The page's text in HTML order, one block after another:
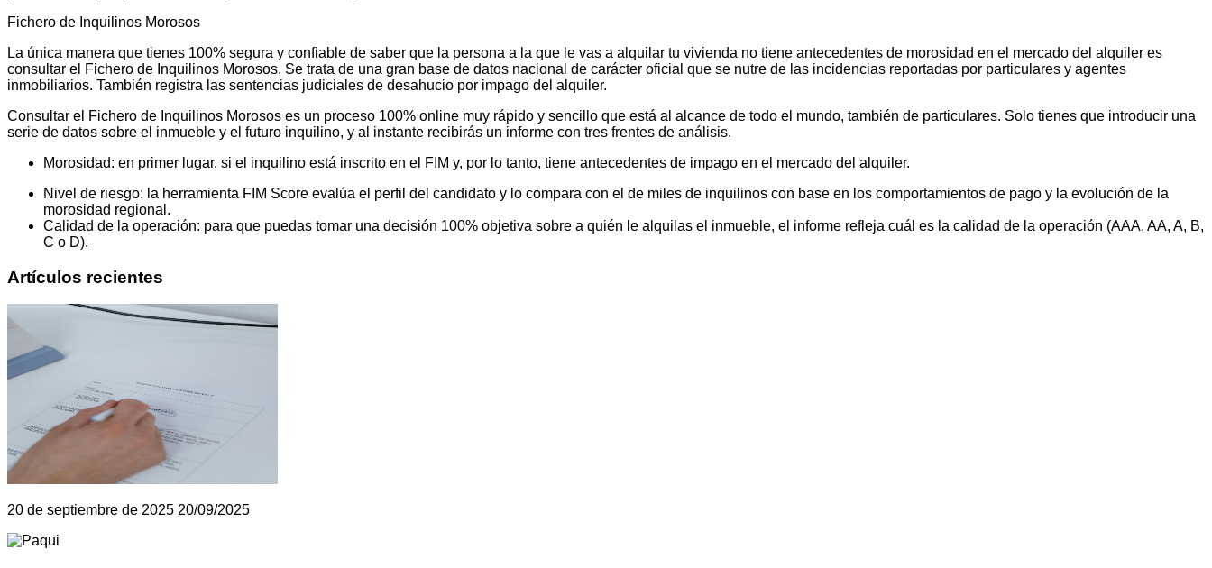
Fichero de Inquilinos Morosos
La única manera que tienes 100% segura y confiable de saber que la persona a la que le vas a alquilar tu vivienda no tiene antecedentes de morosidad en el mercado del alquiler es
consultar el Fichero de Inquilinos Morosos. Se trata de una gran base de datos nacional de carácter oficial que se nutre de las incidencias reportadas por particulares y agentes
inmobiliarios. También registra las sentencias judiciales de desahucio por impago del alquiler.
Consultar el Fichero de Inquilinos Morosos es un proceso 100% online muy rápido y sencillo que está al alcance de todo el mundo, también de particulares. Solo tienes que introducir una
serie de datos sobre el inmueble y el futuro inquilino, y al instante recibirás un informe con tres frentes de análisis.
Morosidad: en primer lugar, si el inquilino está inscrito en el FIM y, por lo tanto, tiene antecedentes de impago en el mercado del alquiler.
Nivel de riesgo: la herramienta FIM Score evalúa el perfil del candidato y lo compara con el de miles de inquilinos con base en los comportamientos de pago y la evolución de la
morosidad regional.
Calidad de la operación: para que puedas tomar una decisión 100% objetiva sobre a quién le alquilas el inmueble, el informe refleja cuál es la calidad de la operación (AAA, AA, A, B,
C o D).
Artículos recientes
20 de septiembre de 2025 20/09/2025